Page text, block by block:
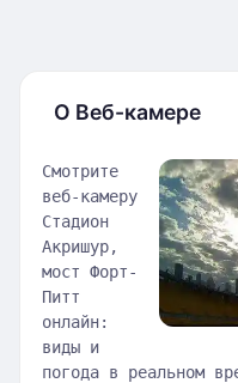
О Веб-камере
Смотрите
веб-камеру
Стадион
Акришур,
мост Форт-
Питт
онлайн:
виды и
погода в реальном